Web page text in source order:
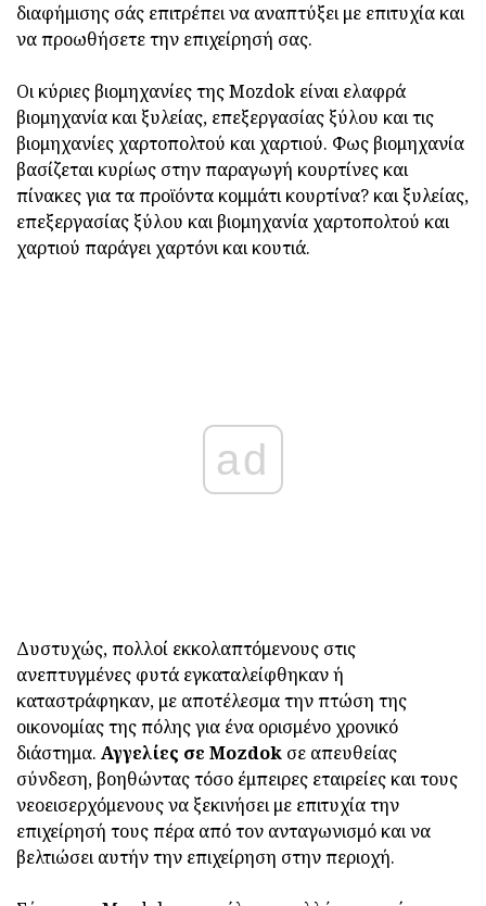
διαφήμισης σάς επιτρέπει να αναπτύξει με επιτυχία και
να προωθήσετε την επιχείρησή σας.
Οι κύριες βιομηχανίες της Mozdok είναι ελαφρά
βιομηχανία και ξυλείας, επεξεργασίας ξύλου και τις
βιομηχανίες χαρτοπολτού και χαρτιού. Φως βιομηχανία
βασίζεται κυρίως στην παραγωγή κουρτίνες και
πίνακες για τα προϊόντα κομμάτι κουρτίνα? και ξυλείας,
επεξεργασίας ξύλου και βιομηχανία χαρτοπολτού και
χαρτιού παράγει χαρτόνι και κουτιά.
ad
Δυστυχώς, πολλοί εκκολαπτόμενους στις
ανεπτυγμένες φυτά εγκαταλείφθηκαν ή
καταστράφηκαν, με αποτέλεσμα την πτώση της
οικονομίας της πόλης για ένα ορισμένο χρονικό
διάστημα. Αγγελίες σε Mozdok σε απευθείας
σύνδεση, βοηθώντας τόσο έμπειρες εταιρείες και τους
νεοεισερχόμενους να ξεκινήσει με επιτυχία την
επιχείρησή τους πέρα από τον ανταγωνισμό και να
βελτιώσει αυτήν την επιχείρηση στην περιοχή.